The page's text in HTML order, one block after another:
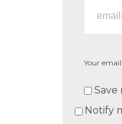
Your
Save
Notify